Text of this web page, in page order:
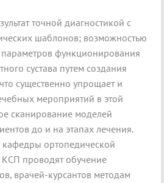
точной диагностикой с
шаблонов; возможностью
функционирования
сустава путем создания
существенно упрощает и
мероприятий в этой
сканирование моделей
до и на этапах лечения.
ортопедической
КСП проводят обучение
врачей-курсантов методам